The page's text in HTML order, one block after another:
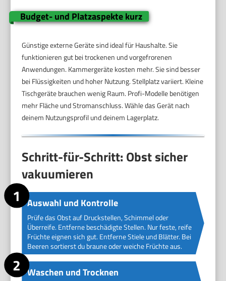
Budget- und Platzaspekte kurz
Günstige externe Geräte sind ideal für Haushalte. Sie
funktionieren gut bei trockenen und vorgefrorenen
Anwendungen. Kammergeräte kosten mehr. Sie sind besser
bei Flüssigkeiten und hoher Nutzung. Stellplatz variiert. Kleine
Tischgeräte brauchen wenig Raum. Profi-Modelle benötigen
mehr Fläche und Stromanschluss. Wähle das Gerät nach
deinem Nutzungsprofil und deinem Lagerplatz.
Schritt-für-Schritt: Obst sicher
vakuumieren
Auswahl und Kontrolle
Prüfe das Obst auf Druckstellen, Schimmel oder
Überreife. Entferne beschädigte Stellen. Nur feste, reife
Früchte eignen sich gut. Entferne Stiele und Blätter. Bei
Beeren sortierst du braune oder weiche Früchte aus.
Waschen und Trocknen